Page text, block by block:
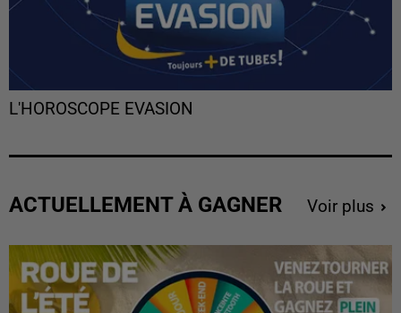
L'HOROSCOPE EVASION
ACTUELLEMENT À GAGNER Voir plus